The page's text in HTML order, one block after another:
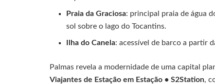
Praia da Graciosa: principal praia de água
sol sobre o lago do Tocantins.
Ilha do Canela: acessível de barco a partir
Palmas revela a modernidade de uma capital
Viajantes de Estação em Estação • S2Station,